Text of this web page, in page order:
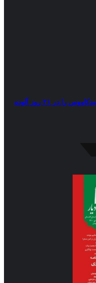
رئیس اداره محیط زیست: ریزگردها گنبدکاووس را در ۲۱ روز آلوده